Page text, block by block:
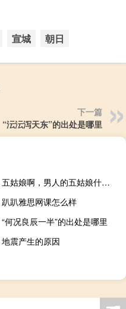
宣城 朝日
下一篇
“沄沄泻天东”的出处是哪里
五姑娘啊，男人的五姑娘什么梗
趴趴雅思网课怎么样
“何况良辰一半”的出处是哪里
地震产生的原因